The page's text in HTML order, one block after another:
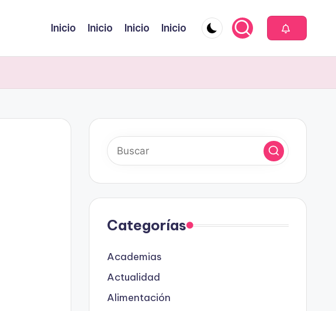
Inicio Inicio Inicio Inicio
Categorías
Academias
Actualidad
Alimentación